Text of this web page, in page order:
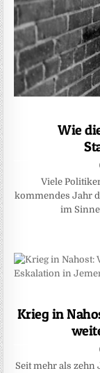
Wie
Viele
kommendes Jahr
im
Krieg in
Seit mehr als